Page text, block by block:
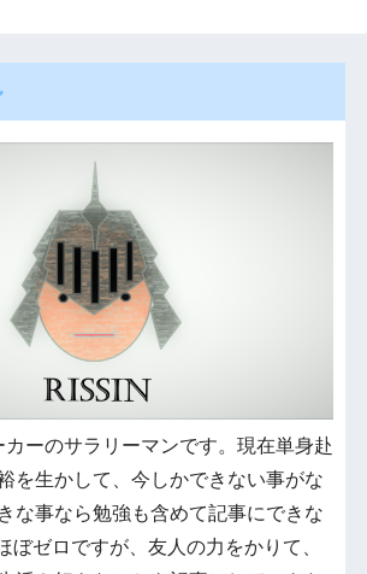
カーのサラリーマンです。現在単身赴
を生かして、今しかできない事がな
な事なら勉強も含めて記事にできな
ぼゼロですが、友人の力をかりて、